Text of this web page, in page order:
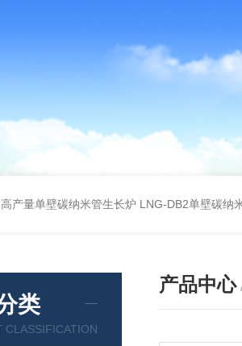
产量单壁碳纳米管生长炉 LNG-DB2单壁碳纳
类
CLASSIFICATION
产品中心